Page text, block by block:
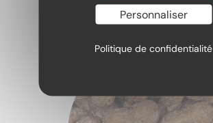
Personnaliser
Politique de confidentialité